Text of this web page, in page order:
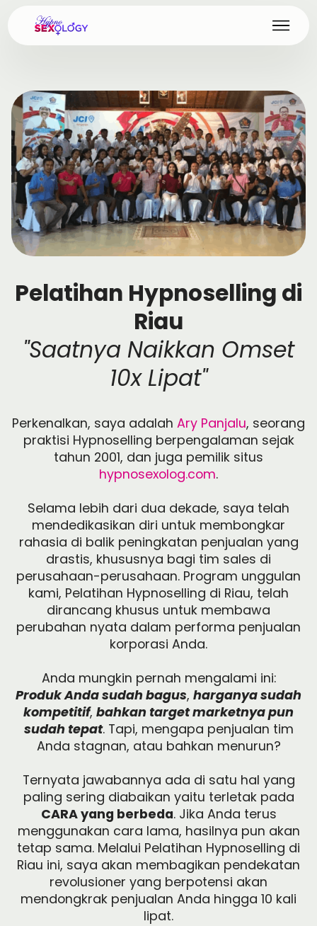
Pelatihan Hypnoselling di
Riau
"Saatnya Naikkan Omset
10x Lipat"
Perkenalkan, saya adalah Ary Panjalu, seorang
praktisi Hypnoselling berpengalaman sejak
tahun 2001, dan juga pemilik situs
hypnosexolog.com.
Selama lebih dari dua dekade, saya telah
mendedikasikan diri untuk membongkar
rahasia di balik peningkatan penjualan yang
drastis, khususnya bagi tim sales di
perusahaan-perusahaan. Program unggulan
kami, Pelatihan Hypnoselling di Riau, telah
dirancang khusus untuk membawa
perubahan nyata dalam performa penjualan
korporasi Anda.
Anda mungkin pernah mengalami ini:
Produk Anda sudah bagus, harganya sudah
kompetitif, bahkan target marketnya pun
sudah tepat. Tapi, mengapa penjualan tim
Anda stagnan, atau bahkan menurun?
Ternyata jawabannya ada di satu hal yang
paling sering diabaikan yaitu terletak pada
CARA yang berbeda. Jika Anda terus
menggunakan cara lama, hasilnya pun akan
tetap sama. Melalui Pelatihan Hypnoselling di
Riau ini, saya akan membagikan pendekatan
revolusioner yang berpotensi akan
mendongkrak penjualan Anda hingga 10 kali
lipat.